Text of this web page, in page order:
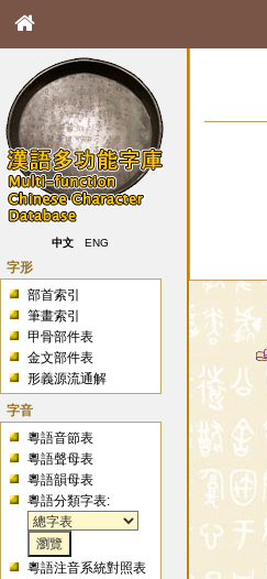
中文 ENG
字形
部首索引
筆畫索引
甲骨部件表
金文部件表
形義源流通解
字音
粵語音節表
粵語聲母表
粵語韻母表
粵語分類字表:
粵語注音系統對照表